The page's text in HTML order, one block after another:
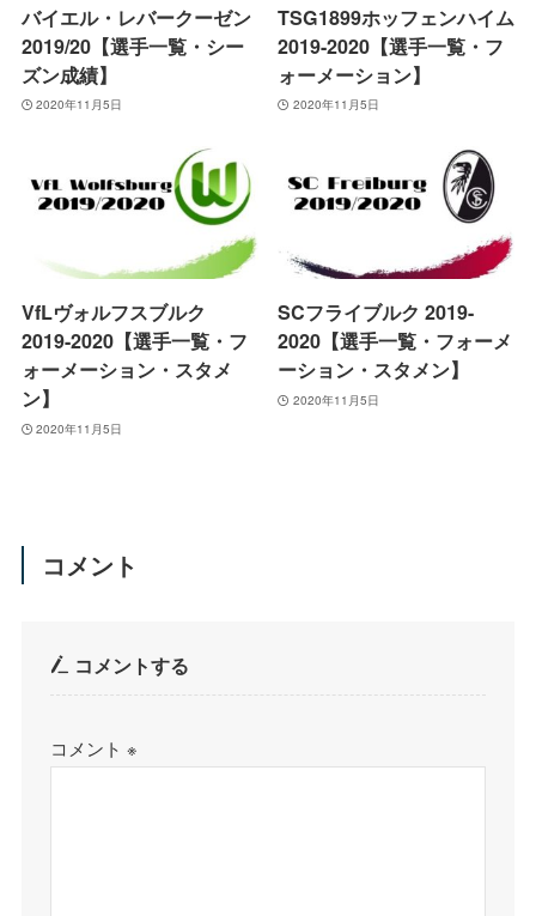
バイエル・レバークーゼン
2019/20【選手一覧・シー
ズン成績】
2020年11月5日
TSG1899ホッフェンハイム
2019-2020【選手一覧・フ
ォーメーション】
2020年11月5日
VfLヴォルフスブルク
2019-2020【選手一覧・フ
ォーメーション・スタメ
ン】
2020年11月5日
SCフライブルク 2019-
2020【選手一覧・フォーメ
ーション・スタメン】
2020年11月5日
コメント
コメントする
コメント※